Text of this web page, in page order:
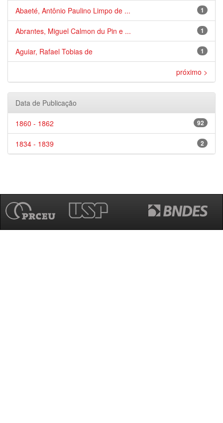
1
Abaeté, Antônio Paulino Limpo de ...
1
Abrantes, Miguel Calmon du Pin e ...
1
Aguiar, Rafael Tobias de
próximo >
Data de Publicação
92
1860 - 1862
2
1834 - 1839